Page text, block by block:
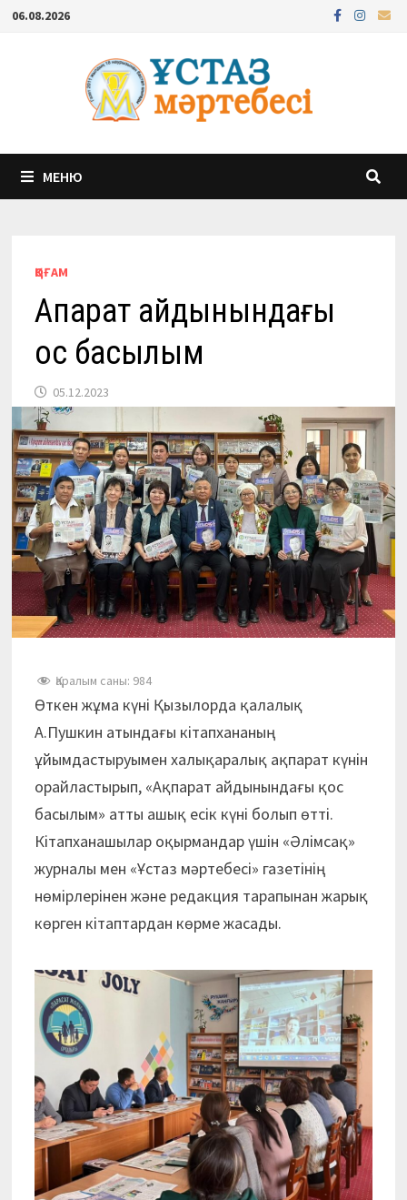
Перейти
содержимому
06.08.2026
МЕНЮ
ҚОҒАМ
Ақпарат айдынындағы
қос басылым
05.12.2023
Қаралым саны: 984
Өткен жұма күні Қызылорда қалалық
А.Пушкин атындағы кітапхананың
ұйымдастыруымен халықаралық ақпарат күнін
орайластырып, «Ақпарат айдынындағы қос
басылым» атты ашық есік күні болып өтті.
Кітапханашылар оқырмандар үшін «Әлімсақ»
журналы мен «Ұстаз мәртебесі» газетінің
нөмірлерінен және редакция тарапынан жарық
көрген кітаптардан көрме жасады.